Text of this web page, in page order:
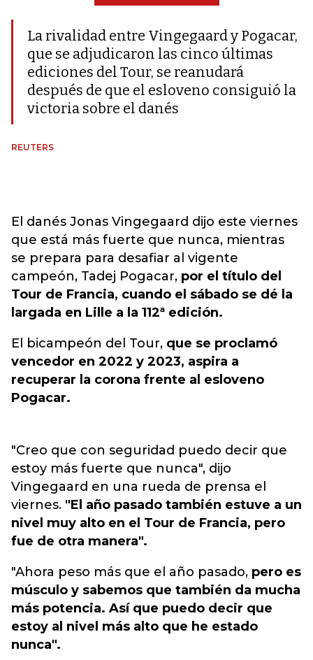
La rivalidad entre Vingegaard y Pogacar,
que se adjudicaron las cinco últimas
ediciones del Tour, se reanudará
después de que el esloveno consiguió la
victoria sobre el danés
REUTERS
El danés Jonas Vingegaard dijo este viernes
que está más fuerte que nunca, mientras
se prepara para desafiar al vigente
campeón, Tadej Pogacar, por el título del
Tour de Francia, cuando el sábado se dé la
largada en Lille a la 112ª edición.
El bicampeón del Tour, que se proclamó
vencedor en 2022 y 2023, aspira a
recuperar la corona frente al esloveno
Pogacar.
"Creo que con seguridad puedo decir que
estoy más fuerte que nunca", dijo
Vingegaard en una rueda de prensa el
viernes. "El año pasado también estuve a un
nivel muy alto en el Tour de Francia, pero
fue de otra manera".
"Ahora peso más que el año pasado, pero es
músculo y sabemos que también da mucha
más potencia. Así que puedo decir que
estoy al nivel más alto que he estado
nunca".